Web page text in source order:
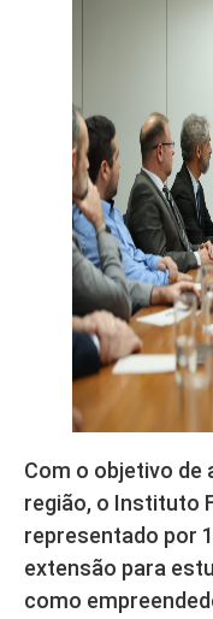
Com o objetivo de
região, o Instituto
representado por
extensão para
como